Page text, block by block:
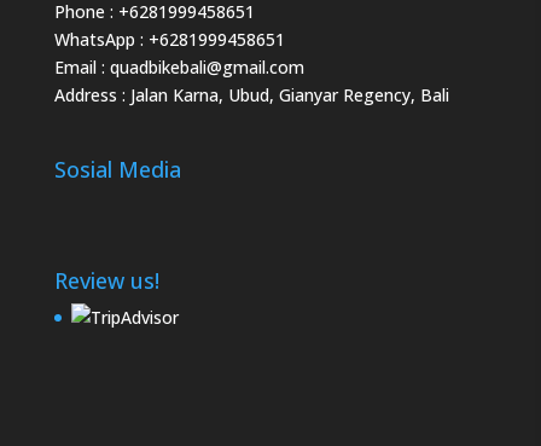
Phone : +6281999458651
WhatsApp : +6281999458651
Email : quadbikebali@gmail.com
Address : Jalan Karna, Ubud, Gianyar Regency, Bali
Sosial Media
Review us!